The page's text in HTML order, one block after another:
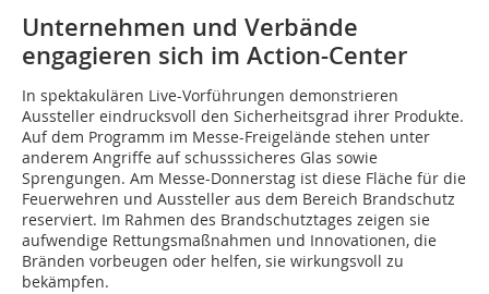
Unternehmen und Verbände
engagieren sich im Action-Center
In spektakulären Live-Vorführungen demonstrieren
Aussteller eindrucksvoll den Sicherheitsgrad ihrer Produkte.
Auf dem Programm im Messe-Freigelände stehen unter
anderem Angriffe auf schusssicheres Glas sowie
Sprengungen. Am Messe-Donnerstag ist diese Fläche für die
Feuerwehren und Aussteller aus dem Bereich Brandschutz
reserviert. Im Rahmen des Brandschutztages zeigen sie
aufwendige Rettungsmaßnahmen und Innovationen, die
Bränden vorbeugen oder helfen, sie wirkungsvoll zu
bekämpfen.